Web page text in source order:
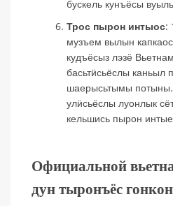
бускель кунъёсы
Трос пырон интыос:
музъем вылын
кудъёсыз лэзё
басьтӥсьёслы каньыл
шаерысьтымы потыны.
улӥсьёслы луонлык
кельшись пырон
Официальной
дун тыронъёс